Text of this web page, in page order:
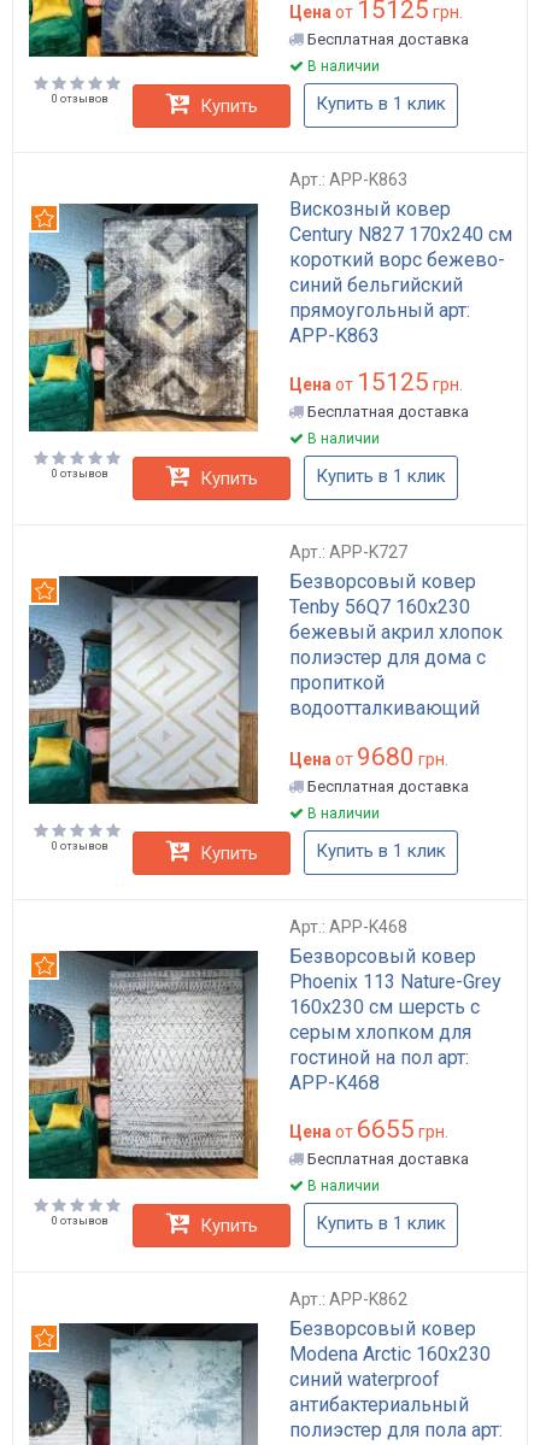
Цена от 15125 грн.
Бесплатная доставка
В наличии
0 отзывов Купить Купить в 1 клик
Арт.: APP-K863
Вискозный ковер
Century N827 170x240 см
короткий ворс бежево-
синий бельгийский
прямоугольный арт:
APP-K863
Рекомендуем
Цена от 15125 грн.
Бесплатная доставка
В наличии
0 отзывов Купить Купить в 1 клик
Арт.: APP-K727
Безворсовый ковер
Tenby 56Q7 160x230
бежевый акрил хлопок
полиэстер для дома с
пропиткой
водоотталкивающий
Рекомендуем
Цена от 9680 грн.
Бесплатная доставка
В наличии
0 отзывов Купить Купить в 1 клик
Арт.: APP-K468
Безворсовый ковер
Phoenix 113 Nature-Grey
160x230 см шерсть с
серым хлопком для
гостиной на пол арт:
APP-K468
Рекомендуем
Цена от 6655 грн.
Бесплатная доставка
В наличии
0 отзывов Купить Купить в 1 клик
Арт.: APP-K862
Безворсовый ковер
Modena Arctic 160x230
синий waterproof
антибактериальный
полиэстер для пола арт:
Рекомендуем